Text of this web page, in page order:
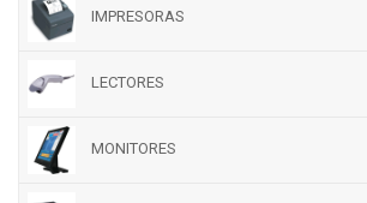
IMPRESORAS
LECTORES
MONITORES